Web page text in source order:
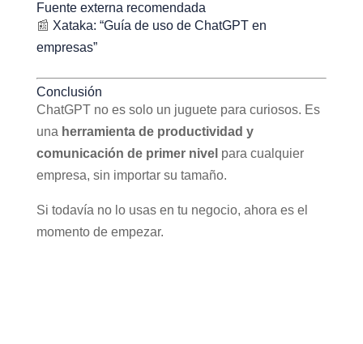
Fuente externa recomendada
📰 Xataka: “Guía de uso de ChatGPT en
empresas”
Conclusión
ChatGPT no es solo un juguete para curiosos. Es
una herramienta de productividad y
comunicación de primer nivel para cualquier
empresa, sin importar su tamaño.
Si todavía no lo usas en tu negocio, ahora es el
momento de empezar.